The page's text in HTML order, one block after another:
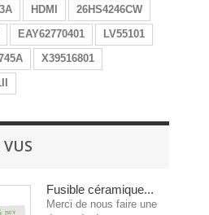
HDMI
26HS4246CW
EAY62770401
LV55101
X39516801
VUS
Fusible céramique...
Merci de nous faire une